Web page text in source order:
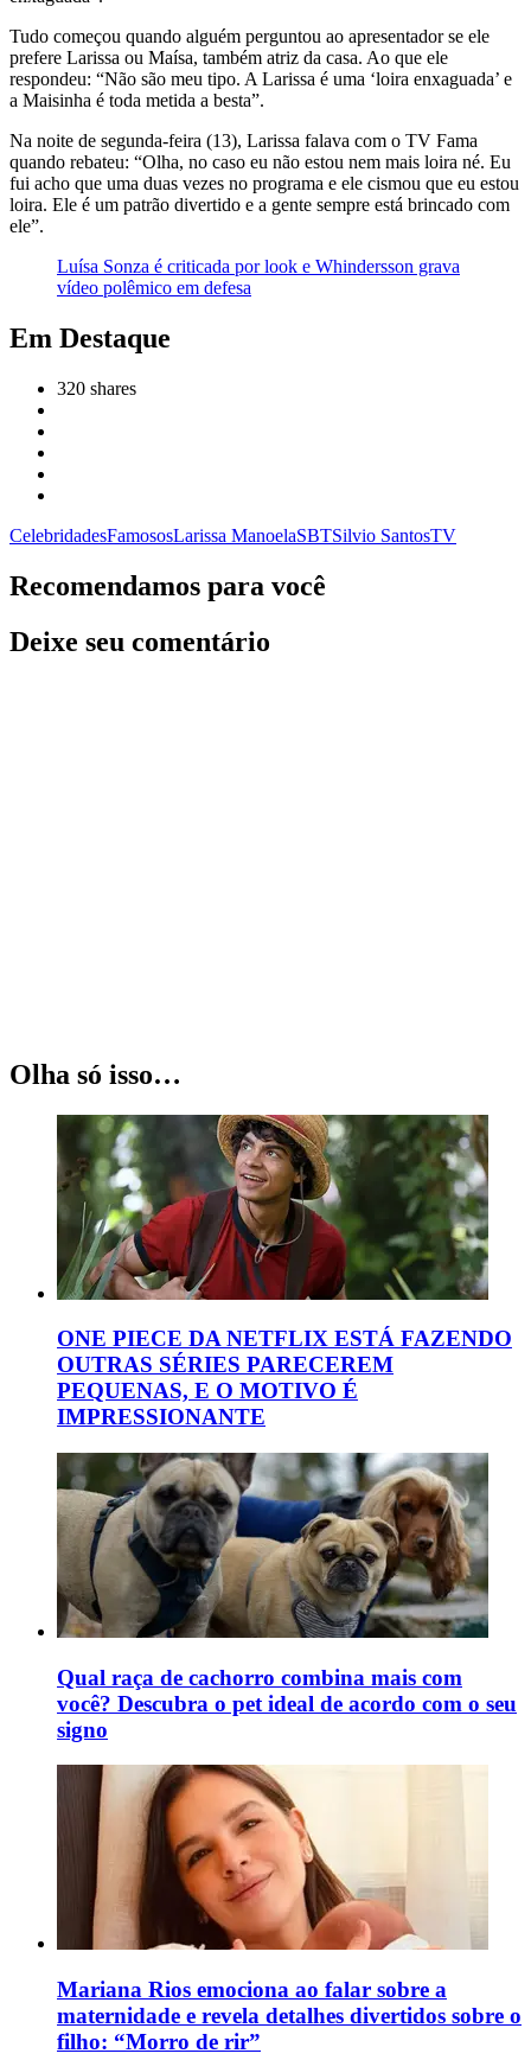
Tudo começou quando alguém perguntou ao apresentador se ele
prefere Larissa ou Maísa, também atriz da casa. Ao que ele
respondeu: “Não são meu tipo. A Larissa é uma ‘loira enxaguada’ e
a Maisinha é toda metida a besta”.
Na noite de segunda-feira (13), Larissa falava com o TV Fama
quando rebateu: “Olha, no caso eu não estou nem mais loira né. Eu
fui acho que uma duas vezes no programa e ele cismou que eu estou
loira. Ele é um patrão divertido e a gente sempre está brincado com
ele”.
Luísa Sonza é criticada por look e Whindersson grava
vídeo polêmico em defesa
Em Destaque
320 shares
CelebridadesFamososLarissa ManoelaSBTSilvio SantosTV
Recomendamos para você
Deixe seu comentário
Olha só isso…
ONE PIECE DA NETFLIX ESTÁ FAZENDO
OUTRAS SÉRIES PARECEREM
PEQUENAS, E O MOTIVO É
IMPRESSIONANTE
Qual raça de cachorro combina mais com
você? Descubra o pet ideal de acordo com o seu
signo
Mariana Rios emociona ao falar sobre a
maternidade e revela detalhes divertidos sobre o
filho: “Morro de rir”